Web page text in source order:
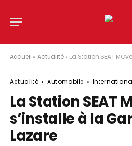
Accueil » Actualité » La Station SEAT MOve
Actualité Automobile
La Station SEAT
s’installe à la
Lazare